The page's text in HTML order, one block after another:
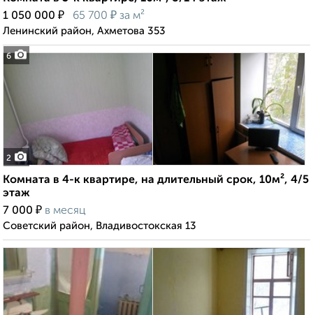
6
1 050 000 ₽ 65 700 ₽ за м²
Ленинский район, Ахметова 353
2
Комната в 4-к квартире, на длительный срок, 10м², 4/5
этаж
7 000 ₽ в месяц
Советский район, Владивостокская 13